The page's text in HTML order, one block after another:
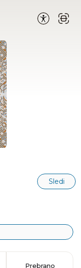
Sledi
Prebrano